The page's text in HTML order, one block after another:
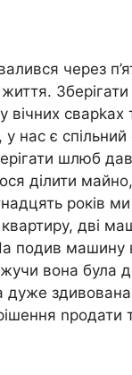
через
життя.
вічних сварkах
у нас є
шлюб
ділити
років
дві
подив машину
вона була
дуже
nродати